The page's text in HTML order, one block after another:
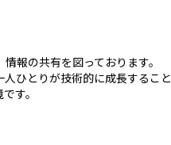
報の共有を図っております。
ひとりが技術的に成長するこ
す。